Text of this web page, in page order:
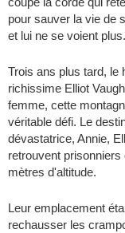
pour sauver la vie de
et lui ne se voient plus.
Trois ans plus tard, le
richissime Elliot
femme, cette
véritable défi. Le
dévastatrice, Annie,
retrouvent
mètres d'altitude.
Leur emplacement
rechausser les